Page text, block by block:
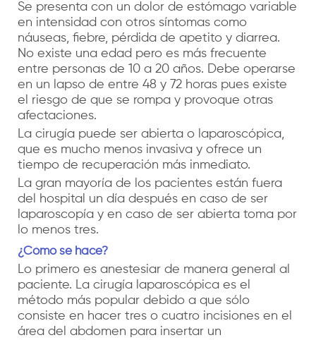
Se presenta con un dolor de estómago variable
en intensidad con otros síntomas como
náuseas, fiebre, pérdida de apetito y diarrea.
No existe una edad pero es más frecuente
entre personas de 10 a 20 años. Debe operarse
en un lapso de entre 48 y 72 horas pues existe
el riesgo de que se rompa y provoque otras
afectaciones.
La cirugía puede ser abierta o laparoscópica,
que es mucho menos invasiva y ofrece un
tiempo de recuperación más inmediato.
La gran mayoría de los pacientes están fuera
del hospital un día después en caso de ser
laparoscopía y en caso de ser abierta toma por
lo menos tres.
¿Cómo se hace?
Lo primero es anestesiar de manera general al
paciente. La cirugía laparoscópica es el
método más popular debido a que sólo
consiste en hacer tres o cuatro incisiones en el
área del abdomen para insertar un